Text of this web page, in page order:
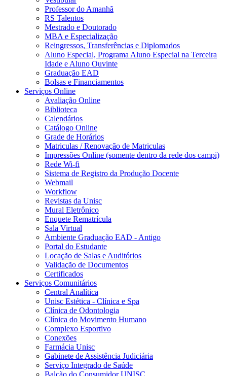
Professor do Amanhã
RS Talentos
Mestrado e Doutorado
MBA e Especialização
Reingressos, Transferências e Diplomados
Aluno Especial, Programa Aluno Especial na Terceira
Idade e Aluno Ouvinte
Graduação EAD
Bolsas e Financiamentos
Serviços Online
Avaliação Online
Biblioteca
Calendários
Catálogo Online
Grade de Horários
Matriculas / Renovação de Matriculas
Impressões Online (somente dentro da rede dos campi)
Rede Wi-fi
Sistema de Registro da Produção Docente
Webmail
Workflow
Revistas da Unisc
Mural Eletrônico
Enquete Rematrícula
Sala Virtual
Ambiente Graduação EAD - Antigo
Portal do Estudante
Locação de Salas e Auditórios
Validação de Documentos
Certificados
Serviços Comunitários
Central Analítica
Unisc Estética - Clínica e Spa
Clínica de Odontologia
Clínica do Movimento Humano
Complexo Esportivo
Conexões
Farmácia Unisc
Gabinete de Assistência Judiciária
Serviço Integrado de Saúde